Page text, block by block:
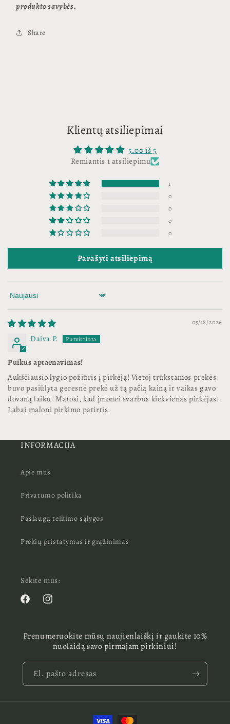
produkto savybės.
Share
Klientų atsiliepimai
5.00 iš 5
Remiantis 1 atsiliepimu
1
0
0
0
0
Parašyti atsiliepimą
Sort by
05/18/2026
Daiva P.
Puikus aptarnavimas!
Aukščiausio lygio požiūris į pirkėją! Vietoj trūkstamos prekės
buvo pasiūlyta geresnė prekė už tą pačią kainą ir vaikas gavo
dovaną laiku. Matosi, kad įmonei svarbus kiekvienas pirkėjas.
Labai maloni pirkimo patirtis.
INFORMACIJA
Apie mus
Privatumo politika
Paslaugų teikimo sąlygos
Prekių pristatymas ir grąžinimas
Sekite mus:
„Facebook“„Instagram“
Prenumeruokite mūsų naujienlaiškį ir gaukite 10%
nuolaidą savo pirmajam pirkiniui!
El. pašto adresas
Mokėjimo